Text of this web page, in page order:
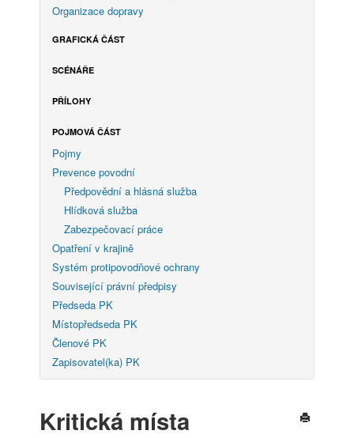
Organizace dopravy
GRAFICKÁ ČÁST
SCÉNÁŘE
PŘÍLOHY
POJMOVÁ ČÁST
Pojmy
Prevence povodní
Předpovědní a hlásná služba
Hlídková služba
Zabezpečovací práce
Opatření v krajině
Systém protipovodňové ochrany
Související právní předpisy
Předseda PK
Místopředseda PK
Členové PK
Zapisovatel(ka) PK
Kritická místa